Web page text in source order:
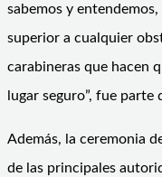
sabemos y
superior a cualquier
carabineras que hacen
lugar seguro”, fue parte
Además, la ceremonia
de las principales